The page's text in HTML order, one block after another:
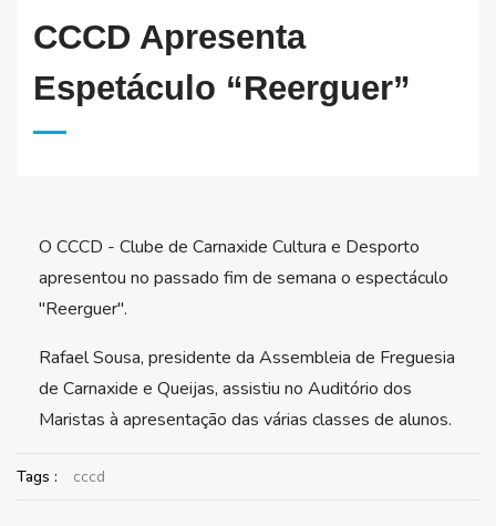
CCCD Apresenta
Espetáculo “Reerguer”
O CCCD - Clube de Carnaxide Cultura e Desporto
apresentou no passado fim de semana o espectáculo
"Reerguer".
Rafael Sousa, presidente da Assembleia de Freguesia
de Carnaxide e Queijas, assistiu no Auditório dos
Maristas à apresentação das várias classes de alunos.
Tags : cccd